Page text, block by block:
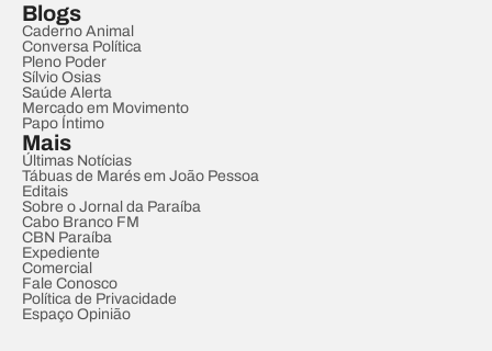
Blogs
Caderno Animal
Conversa Política
Pleno Poder
Sílvio Osias
Saúde Alerta
Mercado em Movimento
Papo Íntimo
Mais
Últimas Notícias
Tábuas de Marés em João Pessoa
Editais
Sobre o Jornal da Paraíba
Cabo Branco FM
CBN Paraíba
Expediente
Comercial
Fale Conosco
Política de Privacidade
Espaço Opinião